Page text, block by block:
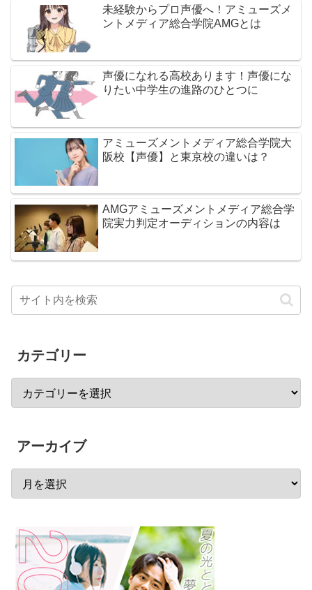
未経験からプロ声優へ！アミューズメ
ントメディア総合学院AMGとは
声優になれる高校あります！声優にな
りたい中学生の進路のひとつに
アミューズメントメディア総合学院大
阪校【声優】と東京校の違いは？
AMGアミューズメントメディア総合学
院実力判定オーディションの内容は
カテゴリー
アーカイブ